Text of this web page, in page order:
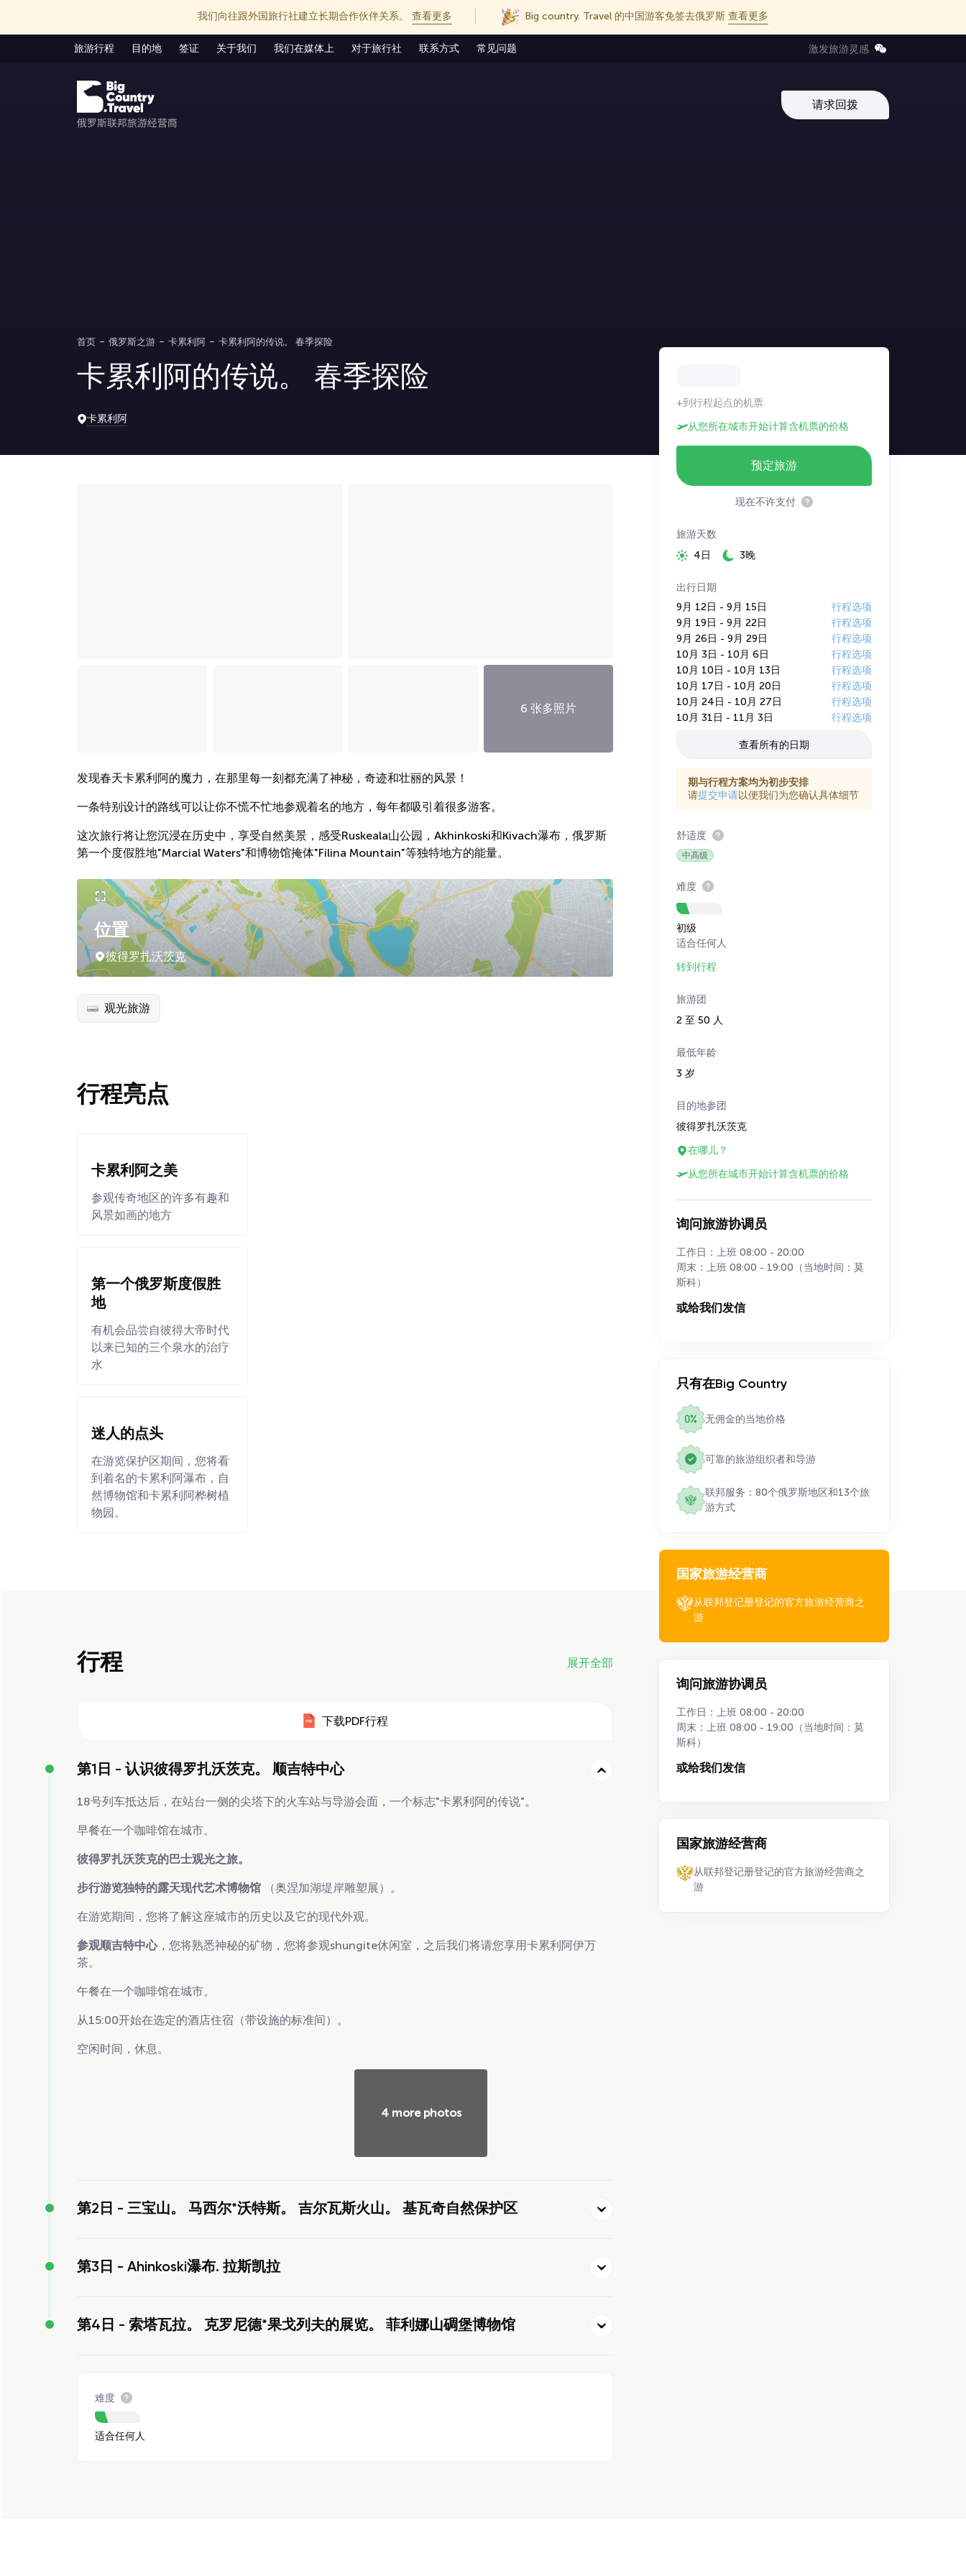
我们向往跟外国旅行社建立长期合作伙伴关系。 查看更多 Big country. Travel 的中国游客免签去俄罗斯 查看更多
旅游行程 目的地 签证 关于我们 我们在媒体上 对于旅行社 联系方式 常见问题 激发旅游灵感
请求回拨
首页 俄罗斯之游 卡累利阿 卡累利阿的传说。 春季探险
卡累利阿的传说。 春季探险
卡累利阿
6 张多照片
发现春天卡累利阿的魔力，在那里每一刻都充满了神秘，奇迹和壮丽的风景！
一条特别设计的路线可以让你不慌不忙地参观着名的地方，每年都吸引着很多游客。
这次旅行将让您沉浸在历史中，享受自然美景，感受Ruskeala山公园，Akhinkoski和Kivach瀑布，俄罗斯
第一个度假胜地"Marcial Waters"和博物馆掩体"Filina Mountain"等独特地方的能量。
位置
彼得罗扎沃茨克
观光旅游
行程亮点
卡累利阿之美
参观传奇地区的许多有趣和
风景如画的地方
第一个俄罗斯度假胜
地
有机会品尝自彼得大帝时代
以来已知的三个泉水的治疗
水
迷人的点头
在游览保护区期间，您将看
到着名的卡累利阿瀑布，自
然博物馆和卡累利阿桦树植
物园。
行程 展开全部
下载PDF行程
第1日 - 认识彼得罗扎沃茨克。 顺吉特中心
18号列车抵达后，在站台一侧的尖塔下的火车站与导游会面，一个标志"卡累利阿的传说"。
早餐在一个咖啡馆在城市。
彼得罗扎沃茨克的巴士观光之旅。
步行游览独特的露天现代艺术博物馆 （奥涅加湖堤岸雕塑展）。
在游览期间，您将了解这座城市的历史以及它的现代外观。
参观顺吉特中心，您将熟悉神秘的矿物，您将参观shungite休闲室，之后我们将请您享用卡累利阿伊万
茶。
午餐在一个咖啡馆在城市。
从15:00开始在选定的酒店住宿（带设施的标准间）。
空闲时间，休息。
4 more photos
第2日 - 三宝山。 马西尔*沃特斯。 吉尔瓦斯火山。 基瓦奇自然保护区
第3日 - Ahinkoski瀑布. 拉斯凯拉
第4日 - 索塔瓦拉。 克罗尼德*果戈列夫的展览。 菲利娜山碉堡博物馆
难度
适合任何人
+到行程起点的机票
从您所在城市开始计算含机票的价格
预定旅游
现在不许支付
旅游天数
4日
3晚
出行日期
9月 12日 - 9月 15日
行程选项
9月 19日 - 9月 22日
行程选项
9月 26日 - 9月 29日
行程选项
10月 3日 - 10月 6日
行程选项
10月 10日 - 10月 13日
行程选项
10月 17日 - 10月 20日
行程选项
10月 24日 - 10月 27日
行程选项
10月 31日 - 11月 3日
行程选项
查看所有的日期
期与行程方案均为初步安排
请提交申请以便我们为您确认具体细节
舒适度
中高级
难度
初级
适合任何人
转到行程
旅游团
2 至 50 人
最低年龄
3 岁
目的地参团
彼得罗扎沃茨克
在哪儿？
从您所在城市开始计算含机票的价格
询问旅游协调员
工作日：上班 08:00 - 20:00
周末：上班 08:00 - 19:00（当地时间：莫
斯科）
或给我们发信
只有在Big Country
无佣金的当地价格
可靠的旅游组织者和导游
联邦服务：80个俄罗斯地区和13个旅
游方式
国家旅游经营商
从联邦登记册登记的官方旅游经营商之
游
询问旅游协调员
工作日：上班 08:00 - 20:00
周末：上班 08:00 - 19:00（当地时间：莫
斯科）
或给我们发信
国家旅游经营商
从联邦登记册登记的官方旅游经营商之
游